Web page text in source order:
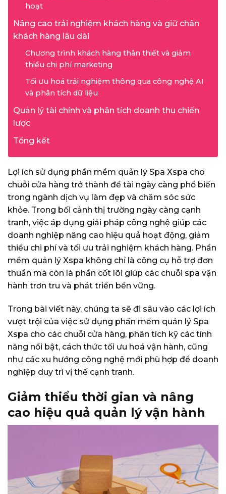
hoạt
Nâng cao trải nghiệm khách hàng và giữ chân
khách hàng lâu dài
Chương trình khách hàng thân thiết và giảm
thiểu chi phí marketing
Tối ưu hoá trải nghiệm thông qua công nghệ AI
và phân tích dữ liệu
Quản lý tài chính và phân tích doanh thu chiến
lược
Tổng kết
Lợi ích sử dụng phần mềm quản lý Spa Xspa cho
chuỗi cửa hàng trở thành đề tài ngày càng phổ biến
trong ngành dịch vụ làm đẹp và chăm sóc sức
khỏe. Trong bối cảnh thị trường ngày càng cạnh
tranh, việc áp dụng giải pháp công nghệ giúp các
doanh nghiệp nâng cao hiệu quả hoạt động, giảm
thiểu chi phí và tối ưu trải nghiệm khách hàng. Phần
mềm quản lý Xspa không chỉ là công cụ hỗ trợ đơn
thuần mà còn là phần cốt lõi giúp các chuỗi spa vận
hành trơn tru và phát triển bền vững.
Trong bài viết này, chúng ta sẽ đi sâu vào các lợi ích
vượt trội của việc sử dụng phần mềm quản lý Spa
Xspa cho các chuỗi cửa hàng, phân tích kỹ các tính
năng nổi bật, cách thức tối ưu hoá vận hành, cũng
như các xu hướng công nghệ mới phù hợp để doanh
nghiệp duy trì vị thế cạnh tranh.
Giảm thiểu thời gian và nâng
cao hiệu quả quản lý vận hành